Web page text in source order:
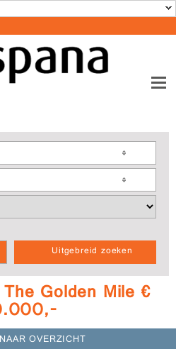
Uitgebreid zoeken
Golden Mile €
OVERZICHT